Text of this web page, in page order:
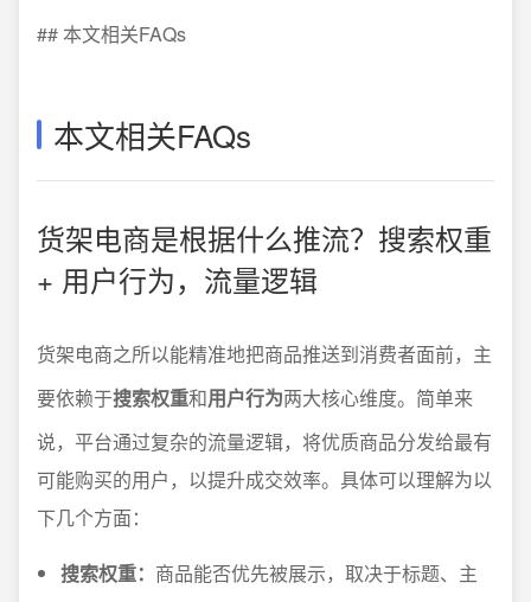
## 本文相关FAQs
本文相关FAQs
货架电商是根据什么推流？搜索权重
+ 用户行为，流量逻辑
货架电商之所以能精准地把商品推送到消费者面前，主
要依赖于搜索权重和用户行为两大核心维度。简单来
说，平台通过复杂的流量逻辑，将优质商品分发给最有
可能购买的用户，以提升成交效率。具体可以理解为以
下几个方面：
搜索权重： 商品能否优先被展示，取决于标题、主